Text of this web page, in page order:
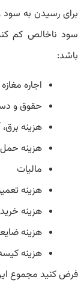
برای رسیدن به سود
سود ناخالص کم
باشد:
اجاره مغازه
حقوق و
هزینه برق،
هزینه
مالیات
هزینه
هزینه
هزینه
هزینه
فرض کنید مجموع این هزینه‌ها